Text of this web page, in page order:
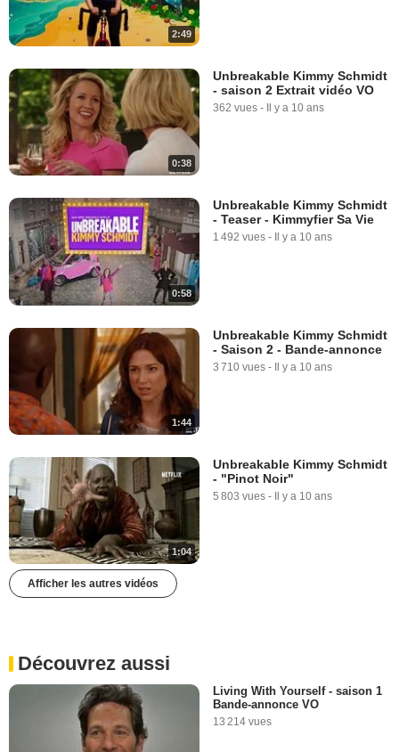
2:49
0:38
Unbreakable Kimmy Schmidt
- saison 2 Extrait vidéo VO
362 vues - Il y a 10 ans
0:58
Unbreakable Kimmy Schmidt
- Teaser - Kimmyfier Sa Vie
1 492 vues - Il y a 10 ans
1:44
Unbreakable Kimmy Schmidt
- Saison 2 - Bande-annonce
3 710 vues - Il y a 10 ans
1:04
Unbreakable Kimmy Schmidt
- "Pinot Noir"
5 803 vues - Il y a 10 ans
Afficher les autres vidéos
Découvrez aussi
Living With Yourself - saison 1
Bande-annonce VO
13 214 vues